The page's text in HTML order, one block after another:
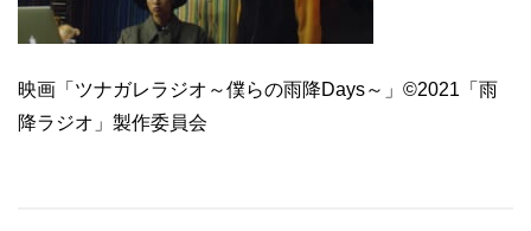
映画「ツナガレラジオ～僕らの雨降Days～」©2021「雨
降ラジオ」製作委員会